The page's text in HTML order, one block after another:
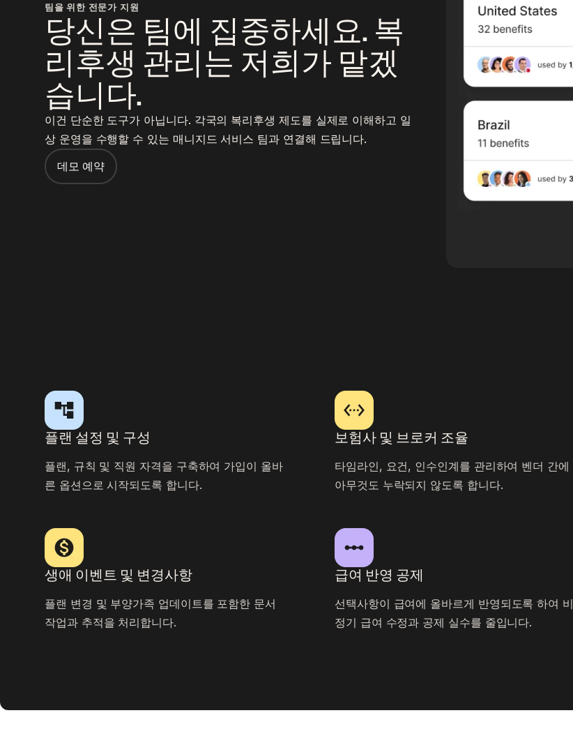
팀을 위한 전문가 지원
당신은 팀에 집중하세요. 복
리후생 관리는 저희가 맡겠
습니다.
이건 단순한 도구가 아닙니다. 각국의 복리후생 제도를 실제로 이해하고 일
상 운영을 수행할 수 있는 매니지드 서비스 팀과 연결해 드립니다.
데모 예약
플랜 설정 및 구성
플랜, 규칙 및 직원 자격을 구축하여 가입이 올바
른 옵션으로 시작되도록 합니다.
보험사 및 브로커 조율
타임라인, 요건, 인수인계를 관리하여 벤더 간에
아무것도 누락되지 않도록 합니다.
생애 이벤트 및 변경사항
플랜 변경 및 부양가족 업데이트를 포함한 문서
작업과 추적을 처리합니다.
급여 반영 공제
선택사항이 급여에 올바르게 반영되도록 하여 비
정기 급여 수정과 공제 실수를 줄입니다.